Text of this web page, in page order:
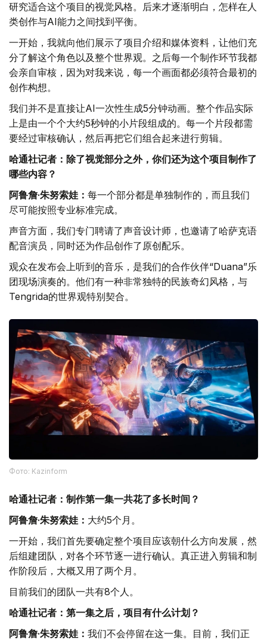
研究适合这个项目的视觉风格。后来才逐渐明白，怎样在人
类创作与AI能力之间找到平衡。
一开始，我就向他们展示了项目介绍和媒体资料，让他们充
分了解这个角色以及整个世界观。之后每一个制作环节我都
会亲自审核，因为对我来说，每一个画面都必须符合最初的
创作构想。
我们并不是直接让AI一次性生成5分钟动画。整个作品实际
上是由一个个大约5秒钟的小片段组成的。每一个片段都需
要经过审核确认，然后再把它们组合起来进行剪辑。
哈通社记者：除了视觉部分之外，你们还为这个项目制作了
哪些内容？
阿鲁詹·朱努索娃： 每一个部分都是单独制作的，而且我们
尽可能按照专业标准完成。
声音方面，我们专门聘请了声音设计师，也邀请了哈萨克语
配音演员，同时还为作品创作了原创配乐。
观众在发布会上听到的音乐，是我们的合作伙伴“Duana”乐
团现场演奏的。他们有一种非常独特的民族奇幻风格，与
Tengrida的世界观特别契合。
Фото: Kazinform
哈通社记者：制作第一集一共花了多长时间？
阿鲁詹·朱努索娃： 大约5个月。
一开始，我们首先要确定整个项目应该朝什么方向发展，然
后组建团队，对各个环节逐一进行确认。真正进入剪辑和制
作阶段后，大概又用了两个月。
目前我们的团队一共有8个人。
哈通社记者：第一集之后，项目有什么计划？
阿鲁詹·朱努索娃： 我们不会停留在这一集。目前，我们正